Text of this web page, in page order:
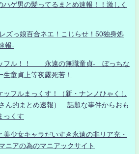
ハゲ男の髪ってるまとめ速報！！激しく
ズっ娘百合ネエ！こじらせ！50独身処
報-
フル！！ 永遠の無職童貞- ぼっちな
童貞上等夜露死苦！
フルまっくす！（新・ナンノひゃくし
ん的まとめ速報） 話題な事件からおも
っくす
美少女キャラだいすき永遠の非リア充・
ニアの為のマニアックサイト